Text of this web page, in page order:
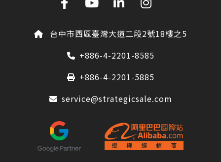
台中市西區臺灣大道二段2號18樓之5
+886-4-2201-8585
+886-4-2201-5885
service@strategicsale.com